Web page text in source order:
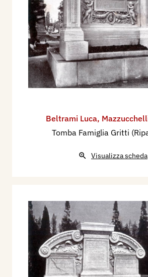
Beltrami Luca,
Tomba Famiglia Gritti
Visualizza scheda